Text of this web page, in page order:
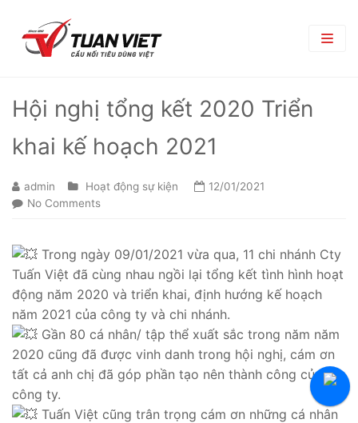
TRANG CHỦ
GIỚI THIỆU
Chi Nhánh
Đối Tác Nhà Cung Cấp
TIN TỨC
Góc nghề nghiệp
Tin Tuyển Dụng
Quy Trình Tuyển Dụng
Chính Sách Lao Động
Tuyển Thực Tập Sinh
Hỏi Đáp Tuyển Dụng
LIÊN HỆ
Hội nghị tổng kết 2020 Triển
khai kế hoạch 2021
admin Hoạt động sự kiện
12/01/2021
No Comments
Trong ngày 09/01/2021 vừa qua, 11 chi nhánh Cty
Tuấn Việt đã cùng nhau ngồi lại tổng kết tình hình hoạt
động năm 2020 và triển khai, định hướng kế hoạch
năm 2021 của công ty và chi nhánh.
Gần 80 cá nhân/ tập thể xuất sắc trong năm năm
2020 cũng đã được vinh danh trong hội nghị, cám ơn
tất cả anh chị đã góp phần tạo nên thành công của
công ty.
Tuấn Việt cũng trân trọng cám ơn những cá nhân